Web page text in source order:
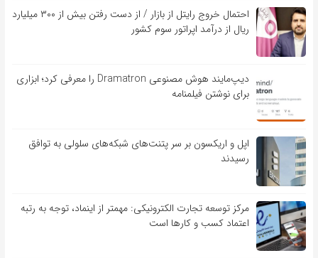
احتمال خروج رایتل از بازار / از دست رفتن بیش از ۳۰۰ میلیارد
ریال از درآمد اپراتور سوم کشور
دیپ‌مایند هوش مصنوعی Dramatron را معرفی کرد؛ ابزاری
برای نوشتن فیلمنامه
اپل و اریکسون بر سر پتنت‌های شبکه‌های سلولی به توافق
رسیدند
مرکز توسعه تجارت الکترونیکی: مهمتر از اینماد، توجه به رتبه
اعتماد کسب و کارها است